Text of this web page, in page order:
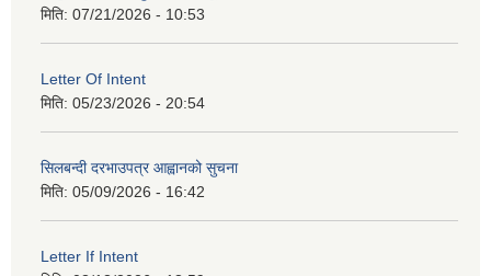
मिति: 07/21/2026 - 10:53
Letter Of Intent
मिति: 05/23/2026 - 20:54
सिलबन्दी दरभाउपत्र आह्वानको सुचना
मिति: 05/09/2026 - 16:42
Letter If Intent